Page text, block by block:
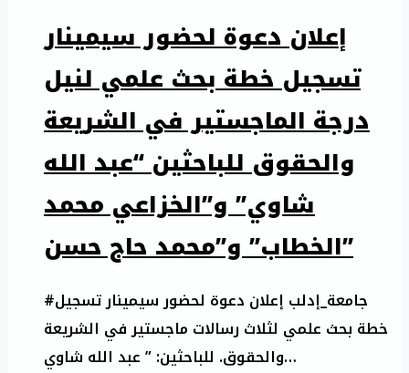
إعلان دعوة لحضور سيمينار
تسجيل خطة بحث علمي لنيل
درجة الماجستير في الشريعة
والحقوق للباحثين “عبد الله
شاوي” و”الخزاعي محمد
الخطاب” و”محمد حاج حسن”
#جامعة_إدلب إعلان دعوة لحضور سيمينار تسجيل
خطة بحث علمي لثلاث رسالات ماجستير في الشريعة
والحقوق. للباحثين: ” عبد الله شاوي…